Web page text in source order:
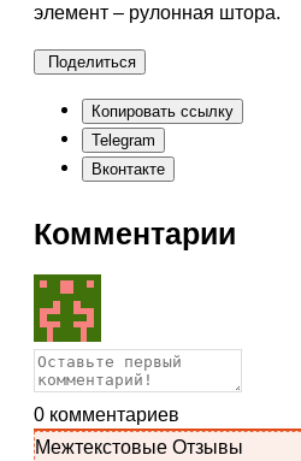
элемент – рулонная штора.
Поделиться
Копировать ссылку
Telegram
Вконтакте
Комментарии
0 комментариев
Межтекстовые Отзывы